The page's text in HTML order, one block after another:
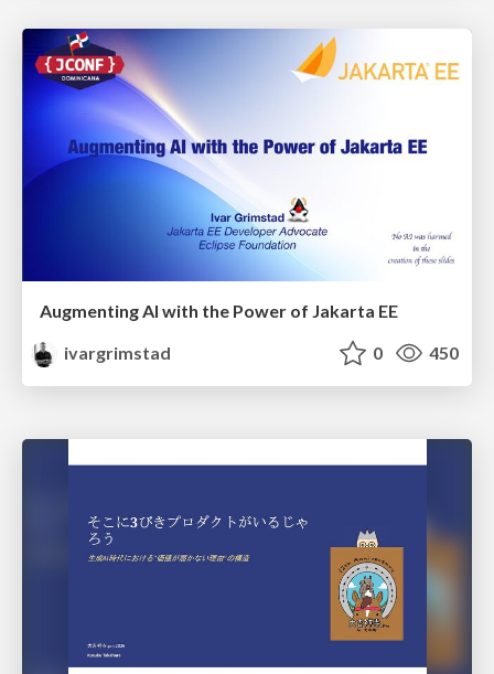
Augmenting AI with the Power of Jakarta EE
ivargrimstad
0 450